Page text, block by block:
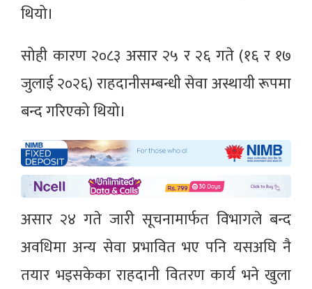
थियो।
सोही कारण २०८३ असार २५ र २६ गते (१६ र १७
जुलाई २०२६) राहदानीसम्बन्धी सेवा अस्थायी रूपमा
बन्द गरिएको थियो।
असार २४ गते जारी सूचनामार्फत विभागले बन्द
अवधिमा अन्य सेवा प्रभावित भए पनि यसअघि नै
तयार भइसकेका राहदानी वितरण कार्य भने खुला